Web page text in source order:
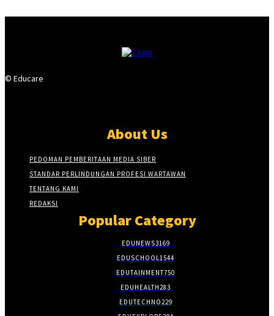
© Educare
About Us
PEDOMAN PEMBERITAAN MEDIA SIBER
STANDAR PERLINDUNGAN PROFESI WARTAWAN
TENTANG KAMI
REDAKSI
Popular Category
EDUNEWS3169
EDUSCHOOL1544
EDUTAINMENT750
EDUHEALTH283
EDUTECHNO229